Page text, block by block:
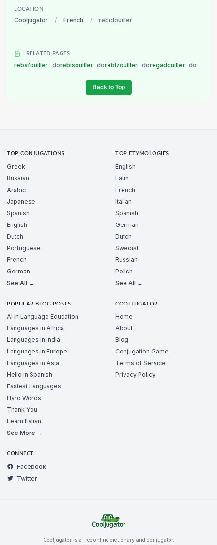
LOCATION
Cooljugator / French / rebidouiller
RELATED PAGES
rebafouiller dorebisouiller dorebizouiller doregadouiller do
Back to Top
TOP CONJUGATIONS
Greek
Russian
Arabic
Japanese
Spanish
English
Dutch
Portuguese
French
German
See All →
TOP ETYMOLOGIES
English
Latin
French
Italian
Spanish
German
Dutch
Swedish
Russian
Polish
See All →
POPULAR BLOG POSTS
AI in Language Education
Languages in Africa
Languages in India
Languages in Europe
Languages in Asia
Hello in Spanish
Easiest Languages
Hard Words
Thank You
Learn Italian
See More →
COOLJUGATOR
Home
About
Blog
Conjugation Game
Terms of Service
Privacy Policy
CONNECT
Facebook
Twitter
Cooljugator is a free online dictionary and conjugator.